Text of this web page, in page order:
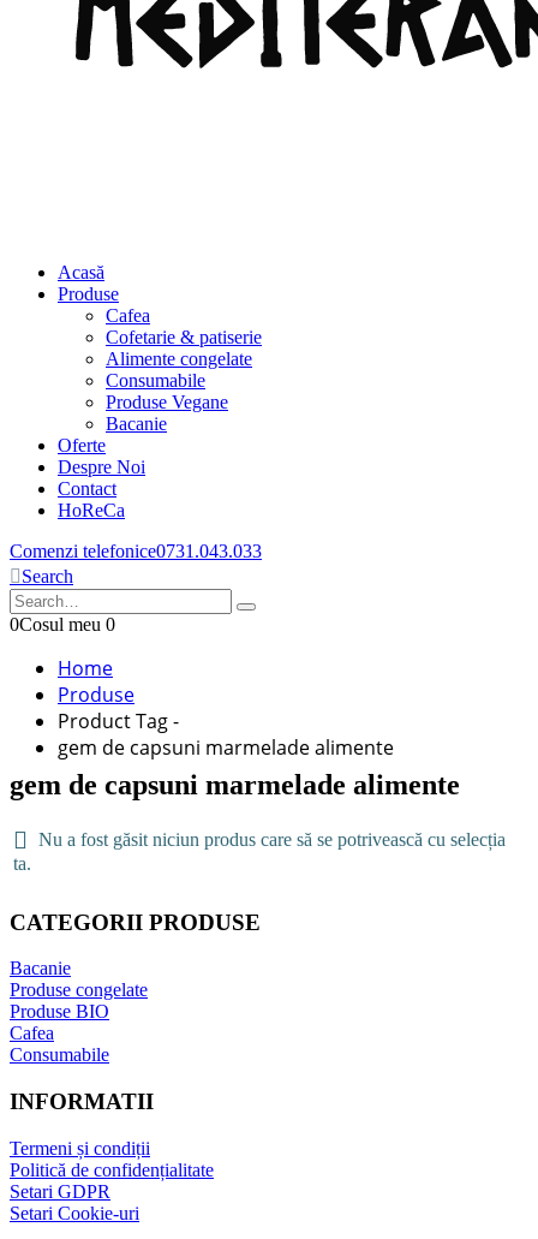
Acasă
Produse
Cafea
Cofetarie & patiserie
Alimente congelate
Consumabile
Produse Vegane
Bacanie
Oferte
Despre Noi
Contact
HoReCa
Comenzi telefonice0731.043.033
Search
0Cosul meu 0
Home
Produse
Product Tag -
gem de capsuni marmelade alimente
gem de capsuni marmelade alimente
Nu a fost găsit niciun produs care să se potrivească cu selecția
ta.
CATEGORII PRODUSE
Bacanie
Produse congelate
Produse BIO
Cafea
Consumabile
INFORMATII
Termeni și condiții
Politică de confidențialitate
Setari GDPR
Setari Cookie-uri